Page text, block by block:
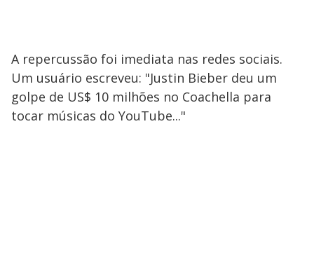
A repercussão foi imediata nas redes sociais.
Um usuário escreveu: "Justin Bieber deu um
golpe de US$ 10 milhões no Coachella para
tocar músicas do YouTube..."